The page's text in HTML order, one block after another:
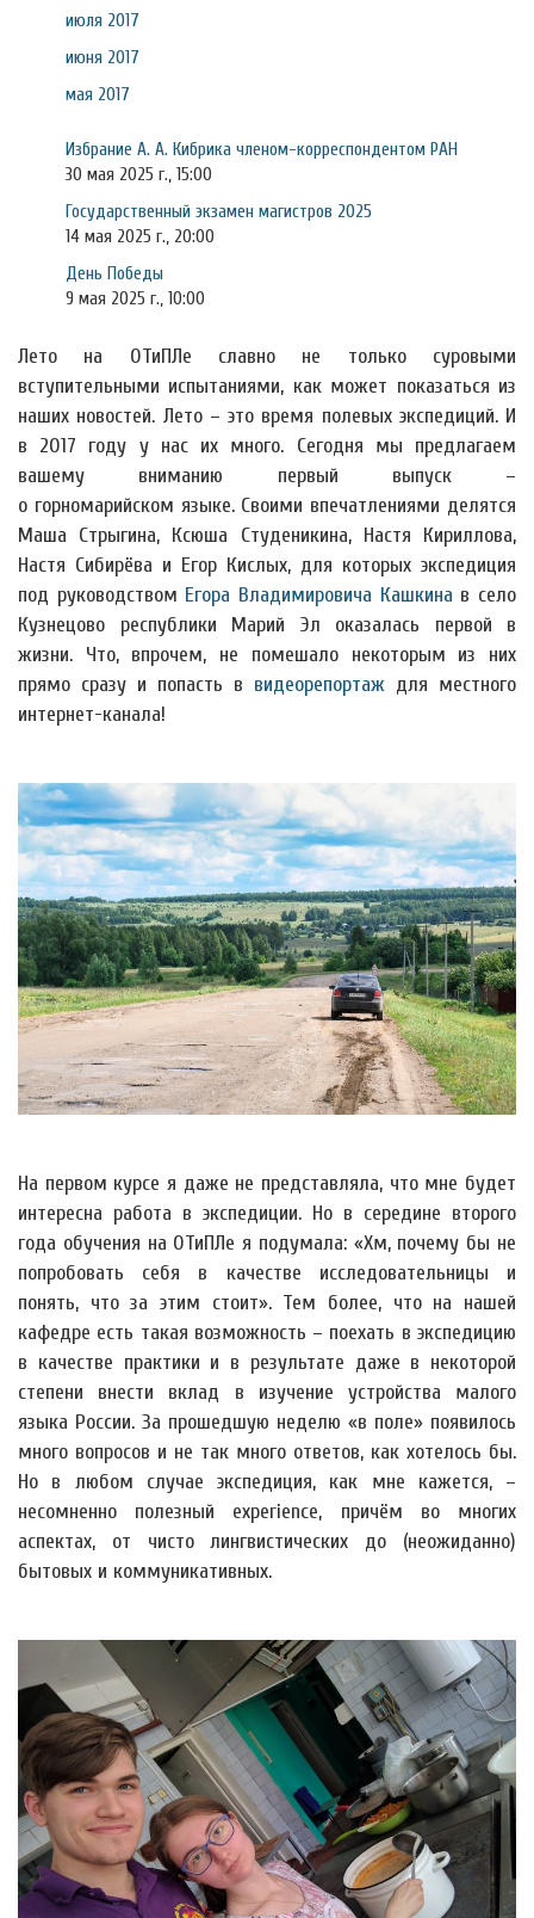
июля 2017
июня 2017
мая 2017
Избрание А. А. Кибрика членом-корреспондентом РАН
30 мая 2025 г., 15:00
Государственный экзамен магистров 2025
14 мая 2025 г., 20:00
День Победы
9 мая 2025 г., 10:00
Лето на ОТиПЛе славно не только суровыми
вступительными испытаниями, как может показаться из
наших новостей. Лето – это время полевых экспедиций. И
в 2017 году у нас их много. Сегодня мы предлагаем
вашему вниманию первый выпуск –
о горномарийском языке. Своими впечатлениями делятся
Маша Стрыгина, Ксюша Студеникина, Настя Кириллова,
Настя Сибирёва и Егор Кислых, для которых экспедиция
под руководством Егора Владимировича Кашкина в село
Кузнецово республики Марий Эл оказалась первой в
жизни. Что, впрочем, не помешало некоторым из них
прямо сразу и попасть в видеорепортаж для местного
интернет-канала!
На первом курсе я даже не представляла, что мне будет
интересна работа в экспедиции. Но в середине второго
года обучения на ОТиПЛе я подумала: «Хм, почему бы не
попробовать себя в качестве исследовательницы и
понять, что за этим стоит». Тем более, что на нашей
кафедре есть такая возможность – поехать в экспедицию
в качестве практики и в результате даже в некоторой
степени внести вклад в изучение устройства малого
языка России. За прошедшую неделю «в поле» появилось
много вопросов и не так много ответов, как хотелось бы.
Но в любом случае экспедиция, как мне кажется, –
несомненно полезный experience, причём во многих
аспектах, от чисто лингвистических до (неожиданно)
бытовых и коммуникативных.